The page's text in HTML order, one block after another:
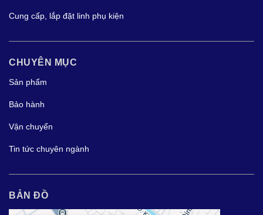
Cung cấp, lắp đặt linh phụ kiện
CHUYÊN MỤC
Sản phẩm
Bảo hành
Vận chuyển
Tin tức chuyên ngành
BẢN ĐỒ